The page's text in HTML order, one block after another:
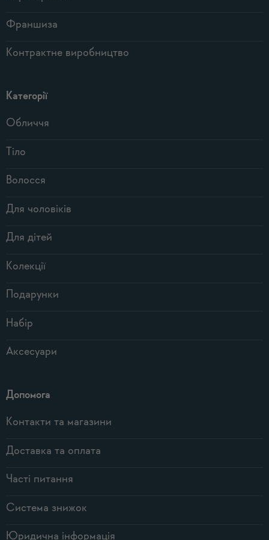
Франшиза
Контрактне виробництво
Категорії
Обличчя
Тіло
Волосся
Для чоловіків
Для дітей
Колекції
Подарунки
Набір
Аксесуари
Допомога
Контакти та магазини
Доставка та оплата
Часті питання
Система знижок
Юридична інформація